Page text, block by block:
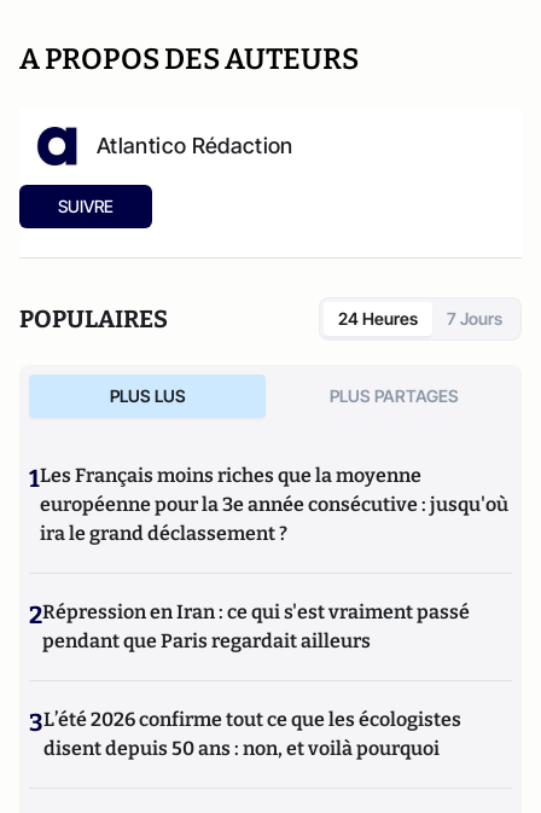
A PROPOS DES AUTEURS
Atlantico Rédaction
SUIVRE
POPULAIRES 24 Heures 7 Jours
PLUS LUS PLUS PARTAGES
1Les Français moins riches que la moyenne
européenne pour la 3e année consécutive : jusqu'où
ira le grand déclassement ?
2Répression en Iran : ce qui s'est vraiment passé
pendant que Paris regardait ailleurs
3L’été 2026 confirme tout ce que les écologistes
disent depuis 50 ans : non, et voilà pourquoi